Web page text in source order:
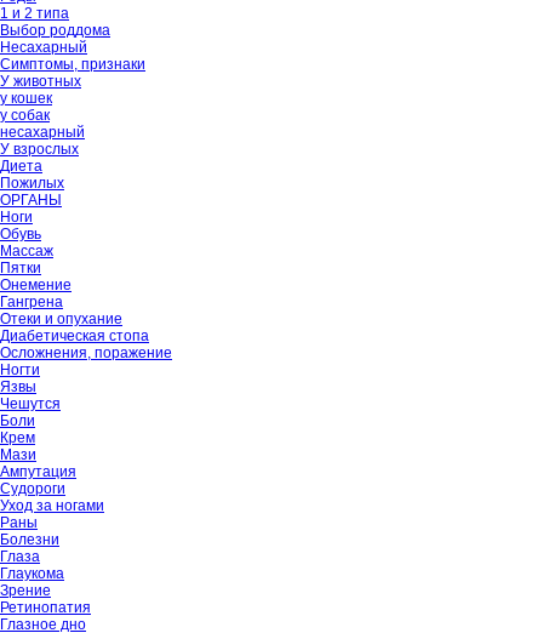
1 и 2 типа
Выбор роддома
Несахарный
Симптомы, признаки
У животных
у кошек
у собак
несахарный
У взрослых
Диета
Пожилых
ОРГАНЫ
Ноги
Обувь
Массаж
Пятки
Онемение
Гангрена
Отеки и опухание
Диабетическая стопа
Осложнения, поражение
Ногти
Язвы
Чешутся
Боли
Крем
Мази
Ампутация
Судороги
Уход за ногами
Раны
Болезни
Глаза
Глаукома
Зрение
Ретинопатия
Глазное дно